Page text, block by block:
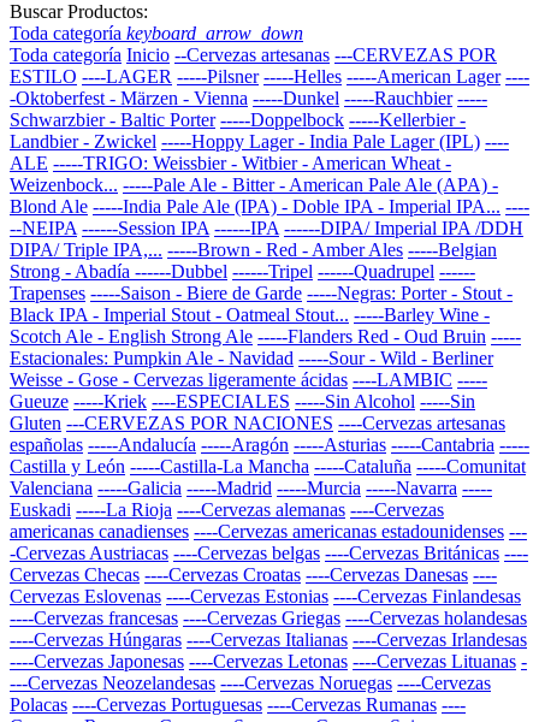
Buscar Productos:
Toda categoría keyboard_arrow_down
Toda categoría Inicio --Cervezas artesanas ---CERVEZAS POR
ESTILO ----LAGER -----Pilsner -----Helles -----American Lager ----
-Oktoberfest - Märzen - Vienna -----Dunkel -----Rauchbier -----
Schwarzbier - Baltic Porter -----Doppelbock -----Kellerbier -
Landbier - Zwickel -----Hoppy Lager - India Pale Lager (IPL) ----
ALE -----TRIGO: Weissbier - Witbier - American Wheat -
Weizenbock... -----Pale Ale - Bitter - American Pale Ale (APA) -
Blond Ale -----India Pale Ale (IPA) - Doble IPA - Imperial IPA... ----
--NEIPA ------Session IPA ------IPA ------DIPA/ Imperial IPA /DDH
DIPA/ Triple IPA,... -----Brown - Red - Amber Ales -----Belgian
Strong - Abadía ------Dubbel ------Tripel ------Quadrupel ------
Trapenses -----Saison - Biere de Garde -----Negras: Porter - Stout -
Black IPA - Imperial Stout - Oatmeal Stout... -----Barley Wine -
Scotch Ale - English Strong Ale -----Flanders Red - Oud Bruin -----
Estacionales: Pumpkin Ale - Navidad -----Sour - Wild - Berliner
Weisse - Gose - Cervezas ligeramente ácidas ----LAMBIC -----
Gueuze -----Kriek ----ESPECIALES -----Sin Alcohol -----Sin
Gluten ---CERVEZAS POR NACIONES ----Cervezas artesanas
españolas -----Andalucía -----Aragón -----Asturias -----Cantabria -----
Castilla y León -----Castilla-La Mancha -----Cataluña -----Comunitat
Valenciana -----Galicia -----Madrid -----Murcia -----Navarra -----
Euskadi -----La Rioja ----Cervezas alemanas ----Cervezas
americanas canadienses ----Cervezas americanas estadounidenses ---
-Cervezas Austriacas ----Cervezas belgas ----Cervezas Británicas ----
Cervezas Checas ----Cervezas Croatas ----Cervezas Danesas ----
Cervezas Eslovenas ----Cervezas Estonias ----Cervezas Finlandesas
----Cervezas francesas ----Cervezas Griegas ----Cervezas holandesas
----Cervezas Húngaras ----Cervezas Italianas ----Cervezas Irlandesas
----Cervezas Japonesas ----Cervezas Letonas ----Cervezas Lituanas -
---Cervezas Neozelandesas ----Cervezas Noruegas ----Cervezas
Polacas ----Cervezas Portuguesas ----Cervezas Rumanas ----